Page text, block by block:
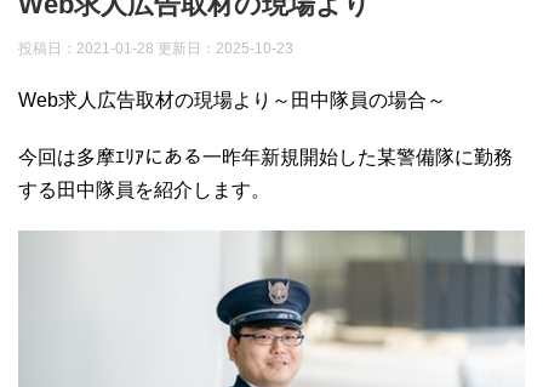
投稿日：2021-01-28 更新日： 2025-10-23
Web求人広告取材の現場より～田中隊員の場合～
今回は多摩ｴﾘｱにある一昨年新規開始した某警備隊に勤務
する田中隊員を紹介します。